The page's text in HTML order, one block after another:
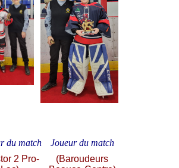
du match
2 Pro-
Joueur du match
(Baroudeurs